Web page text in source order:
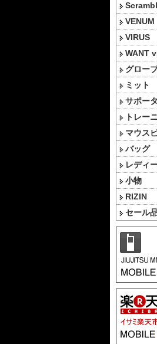
VENUM
VIRUS
WANT
グロー
ミット
サポー
トレー
マウス
バッグ
レディ
小物
RIZIN
セール